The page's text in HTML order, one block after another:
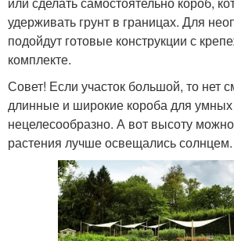
удерживать грунт в границах. Для
подойдут готовые конструкции с
комплекте.
Совет! Если участок большой, то нет
длинные и широкие короба для умных
нецелесообразно. А вот высоту
растения лучше освещались солнцем.